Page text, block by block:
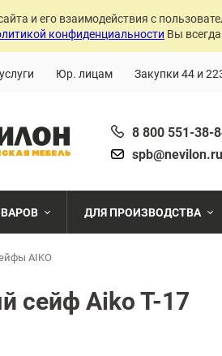
и его взаимодействия с
конфиденциальности Вы
Юр. лицам Закупки 44 и
8 800 551-38-
spb@nevilon.ru
Металлообработка
ДЛЯ ПРОИЗВОДСТВА
AIKO
сейф Aiko T-17